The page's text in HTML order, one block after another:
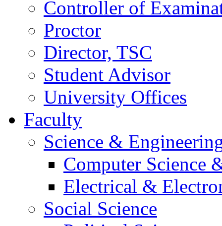
Controller of
Proctor
Director, TSC
Student Advisor
University Offices
Faculty
Science &
Computer Science
Electrical &
Social Science